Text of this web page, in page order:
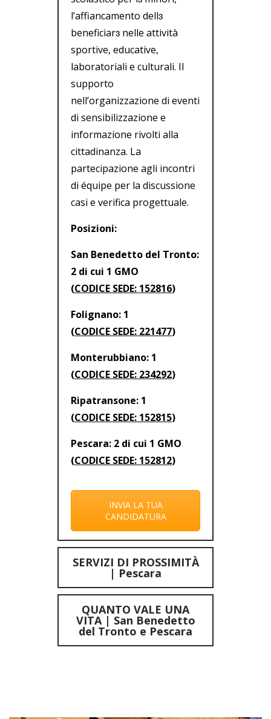
l’affiancamento dellɜ
beneficiarɜ nelle attività
sportive, educative,
laboratoriali e culturali. Il
supporto
nell’organizzazione di eventi
di sensibilizzazione e
informazione rivolti alla
cittadinanza. La
partecipazione agli incontri
di équipe per la discussione
casi e verifica progettuale.
Posizioni:
San Benedetto del Tronto:
2 di cui 1 GMO
(CODICE SEDE: 152816)
Folignano: 1
(CODICE SEDE: 221477)
Monterubbiano: 1
(CODICE SEDE: 234292)
Ripatransone: 1
(CODICE SEDE: 152815)
Pescara: 2 di cui 1 GMO
(CODICE SEDE: 152812)
INVIA LA TUA
CANDIDATURA
SERVIZI DI PROSSIMITÀ
| Pescara
QUANTO VALE UNA
VITA | San Benedetto
del Tronto e Pescara